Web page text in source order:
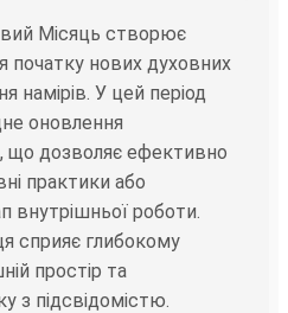
Місяць створює
початку нових духовних
намірів. У цей період
оновлення
що дозволяє ефективно
практики або
внутрішньої роботи.
сприяє глибокому
простір та
з підсвідомістю.